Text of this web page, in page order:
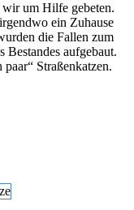
um Hilfe gebeten.
ein Zuhause
die Fallen zum
Bestandes aufgebaut.
Straßenkatzen.